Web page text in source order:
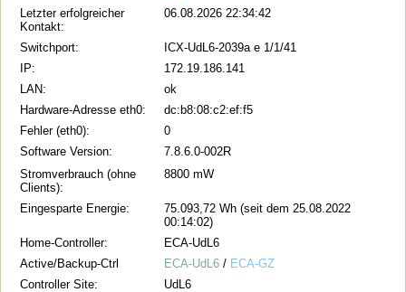
Letzter erfolgreicher
Kontakt:
06.08.2026 22:34:42
Switchport:
ICX-UdL6-2039a e 1/1/41
IP:
172.19.186.141
LAN:
ok
Hardware-Adresse eth0:
dc:b8:08:c2:ef:f5
Fehler (eth0):
0
Software Version:
7.8.6.0-002R
Stromverbrauch (ohne
Clients):
8800 mW
Eingesparte Energie:
75.093,72 Wh (seit dem 25.08.2022
00:14:02)
Home-Controller:
ECA-UdL6
Active/Backup-Ctrl
ECA-UdL6 / ECA-GZ
Controller Site:
UdL6